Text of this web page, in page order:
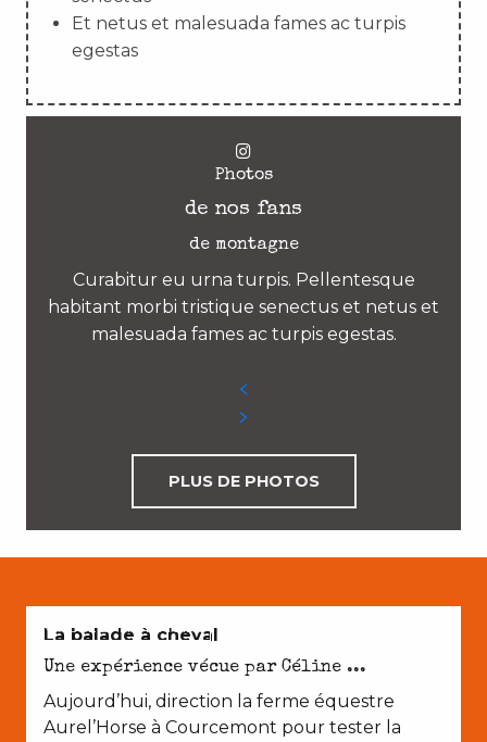
Et netus et malesuada fames ac turpis
egestas
Photos
de nos fans
de montagne
Curabitur eu urna turpis. Pellentesque
habitant morbi tristique senectus et netus et
malesuada fames ac turpis egestas.
PLUS DE PHOTOS
NATURE ET PATRIMOINE
La balade à cheval
Une expérience vécue par Céline ...
Aujourd’hui, direction la ferme équestre
Aurel’Horse à Courcemont pour tester la